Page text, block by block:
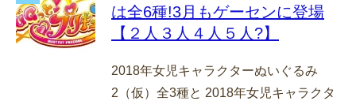
は全6種!3月もゲーセンに登場
【２人３人４人５人?】
2018年女児キャラクターぬいぐるみ
2（仮）全3種と 2018年女児キャラクタ